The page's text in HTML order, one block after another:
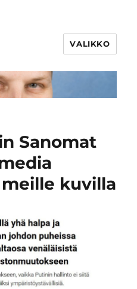
VALIKKO
Sanomat
kuvilla